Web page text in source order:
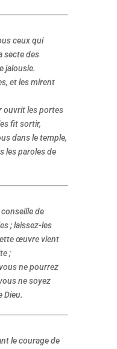
ceux qui
secte des
jalousie.
et les mirent
ouvrit les portes
fit sortir,
dans le temple,
les paroles de
de
; laissez-les
œuvre vient
;
ne pourrez
ne soyez
Dieu.
le courage de